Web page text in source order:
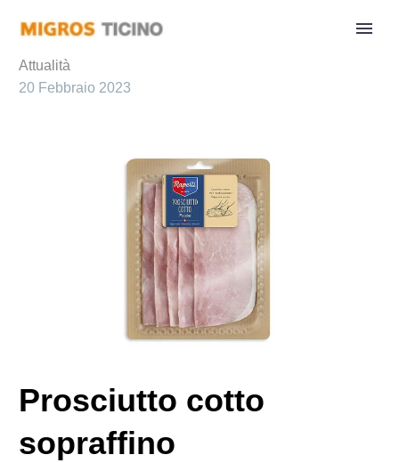
Attualità
20 Febbraio 2023
Prosciutto cotto
sopraffino